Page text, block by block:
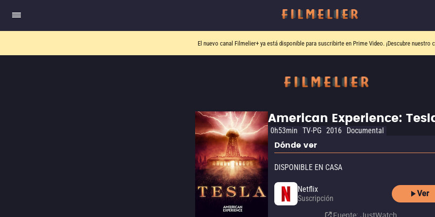
El nuevo canal Filmelier+ya está disponible para suscribirte en Prime Video. ¡Descubre nuestro
American Experience:
0h53min TV-PG 2016 Documental
Dónde ver
DISPONIBLE EN CASA
Netflix
Suscripción
Ver